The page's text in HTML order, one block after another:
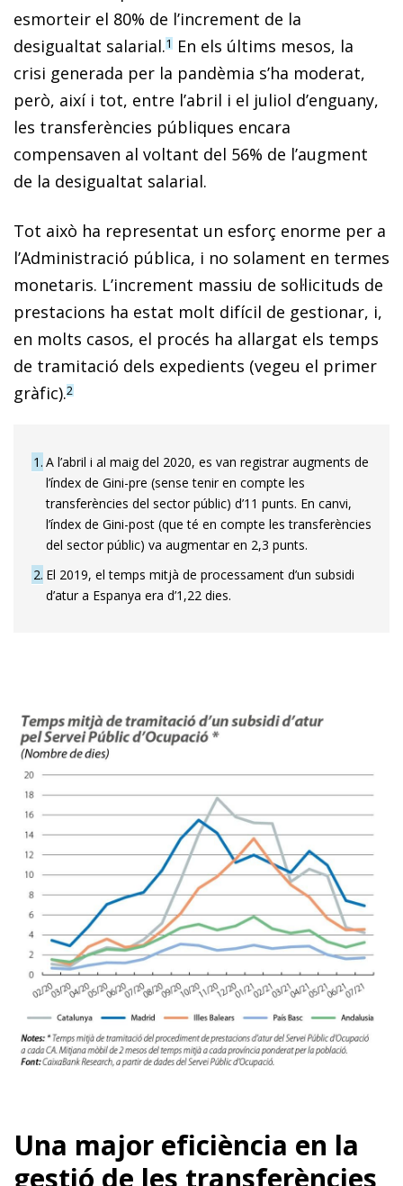
esmorteir el 80% de l’increment de la
desigualtat salarial.1 En els últims mesos, la
crisi generada per la pandèmia s’ha moderat,
però, així i tot, entre l’abril i el juliol d’enguany,
les transferències públiques encara
compensaven al voltant del 56% de l’augment
de la desigualtat salarial.
Tot això ha representat un esforç enorme per a
l’Administració pública, i no solament en termes
monetaris. L’increment massiu de sol·licituds de
prestacions ha estat molt difícil de gestionar, i,
en molts casos, el procés ha allargat els temps
de tramitació dels expedients (vegeu el primer
gràfic).2
1 A l’abril i al maig del 2020, es van registrar augments de
l’índex de Gini-pre (sense tenir en compte les
transferències del sector públic) d’11 punts. En canvi,
l’índex de Gini-post (que té en compte les transferències
del sector públic) va augmentar en 2,3 punts.
2 El 2019, el temps mitjà de processament d’un subsidi
d’atur a Espanya era d’1,22 dies.
Una major eficiència en la
gestió de les transferències